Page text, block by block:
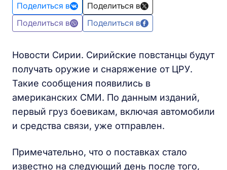
Поделиться в
Поделиться в
Поделиться в
Поделиться в
Новости Сирии. Сирийские повстанцы будут
получать оружие и снаряжение от ЦРУ.
Такие сообщения появились в
американских СМИ. По данным изданий,
первый груз боевикам, включая автомобили
и средства связи, уже отправлен.
Примечательно, что о поставках стало
известно на следующий день после того,